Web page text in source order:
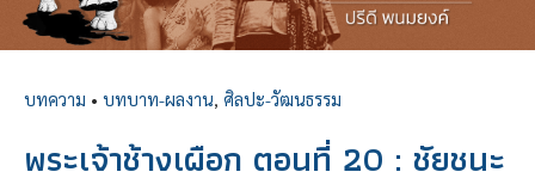
บทความ • บทบาท-ผลงาน, ศิลปะ-วัฒนธรรม
พระเจ้าช้างเผือก ตอนที่ 20 : ชัยชนะ